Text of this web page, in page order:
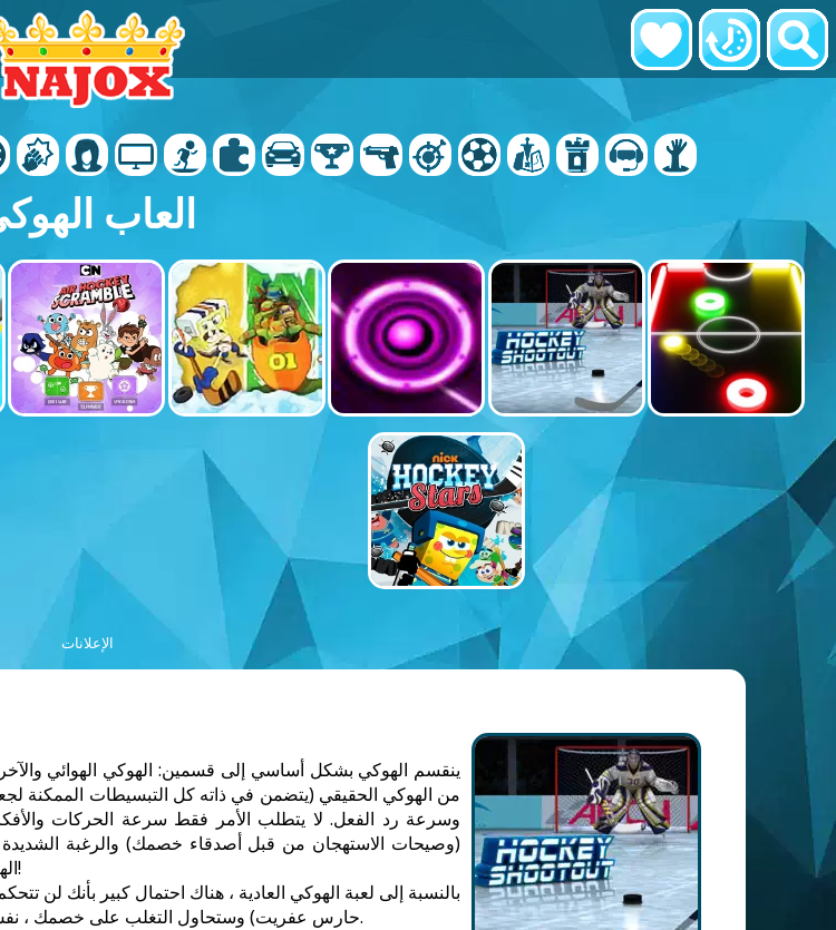
العاب
الإعلانات
ينقسم الهوكي بشكل أساسي إلى قسمين: الهوكي الهوائي
من الهوكي الحقيقي (يتضمن في ذاته كل التبسيطات الممكنة
وسرعة رد الفعل. لا يتطلب الأمر فقط سرعة الحركات
(وصيحات الاستهجان من قبل أصدقاء خصمك) والرغبة الشديدة
الهوائي سوى سرعة رد الفعل وحركات الأصابع. لكن هل ما زالت ممتعة؟ إي نعم!
بالنسبة إلى لعبة الهوكي العادية ، هناك احتمال كبير بأنك لن
حارس عفريت) وستحاول التغلب على خصمك ، نفس الشخص الفردي. بسيط جدًا وفعال لقضاء بعض الدقائق الإضافية في حياتك.